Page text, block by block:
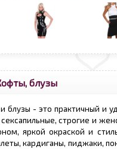
блузы
блузы - это практичный и
сексапильные, строгие и
яркой окраской и
кардиганы, пиджаки,